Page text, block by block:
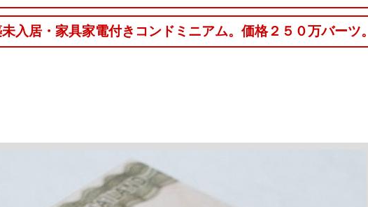
入居・家具家電付きコンドミニアム。価格２５０万バーツ。